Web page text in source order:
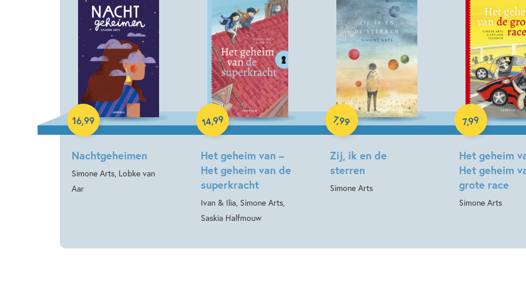
Nachtgeheimen
Simone Arts, Lobke van
Aar
16,99
Paperback
Het geheim van –
Het geheim van de
superkracht
Ivan & Ilia, Simone Arts,
Saskia Halfmouw
14,99
Hardcover
Zij, ik en de
sterren
Simone Arts
7,99
E-book
Het geheim
Het geheim
grote race
Simone Arts
7,99
E-book